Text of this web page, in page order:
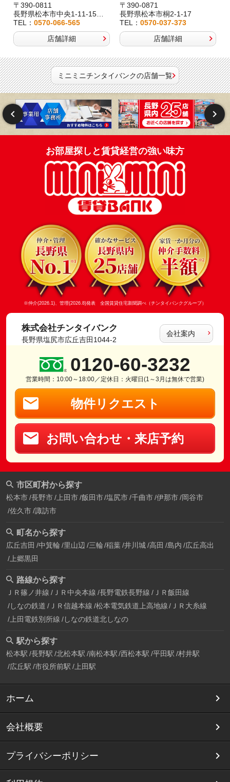
〒390-0811
長野県松本市中央1-11-15桂林堂ビル1F
TEL： 0570-066-565
店舗詳細
〒390-0871
長野県松本市桐2-1-17
TEL：0570-037-373
店舗詳細
ミニミニチンタイバンクの店舗一覧
お部屋探しと賃貸経営の強い味方
※仲介(2026.1)、管理(2026.8)発表 全国賃貸住宅新聞調べ（チンタイバンクグループ）
株式会社チンタイバンク
長野県塩尻市広丘吉田1044-2
会社案内
0120-60-3232
営業時間：10:00～18:00／定休日：火曜日(1～3月は無休で営業)
物件リクエスト
お問い合わせ・来店予約
市区町村から探す
松本市 長野市 上田市 飯田市 塩尻市 千曲市 伊那市 岡谷市
佐久市 諏訪市
町名から探す
広丘吉田 中箕輪 里山辺 三輪 稲葉 井川城 高田 島内 広丘高出
上郷黒田
路線から探す
ＪＲ篠ノ井線 ＪＲ中央本線 長野電鉄長野線 ＪＲ飯田線
しなの鉄道 ＪＲ信越本線 松本電気鉄道上高地線
ＪＲ大糸線
上田電鉄別所線 しなの鉄道北しなの
駅から探す
松本駅 長野駅 北松本駅 南松本駅 西松本駅 平田駅 村井駅
広丘駅 市役所前駅 上田駅
ホーム
会社概要
プライバシーポリシー